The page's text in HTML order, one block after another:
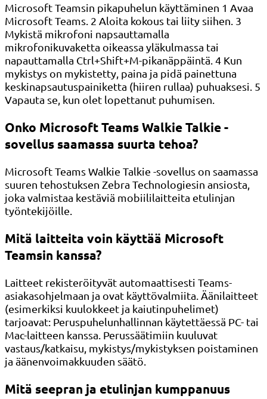
Microsoft Teamsin pikapuhelun käyttäminen 1 Avaa
Microsoft Teams. 2 Aloita kokous tai liity siihen. 3
Mykistä mikrofoni napsauttamalla
mikrofonikuvaketta oikeassa yläkulmassa tai
napauttamalla Ctrl+Shift+M-pikanäppäintä. 4 Kun
mykistys on mykistetty, paina ja pidä painettuna
keskinapsautuspainiketta (hiiren rullaa) puhuaksesi. 5
Vapauta se, kun olet lopettanut puhumisen.
Onko Microsoft Teams Walkie Talkie -
sovellus saamassa suurta tehoa?
Microsoft Teams Walkie Talkie -sovellus on saamassa
suuren tehostuksen Zebra Technologiesin ansiosta,
joka valmistaa kestäviä mobiililaitteita etulinjan
työntekijöille.
Mitä laitteita voin käyttää Microsoft
Teamsin kanssa?
Laitteet rekisteröityvät automaattisesti Teams-
asiakasohjelmaan ja ovat käyttövalmiita. Äänilaitteet
(esimerkiksi kuulokkeet ja kaiutinpuhelimet)
tarjoavat: Peruspuhelunhallinnan käytettäessä PC- tai
Mac-laitteen kanssa. Perussäätimiin kuuluvat
vastaus/katkaisu, mykistys/mykistyksen poistaminen
ja äänenvoimakkuuden säätö.
Mitä seepran ja etulinjan kumppanuus